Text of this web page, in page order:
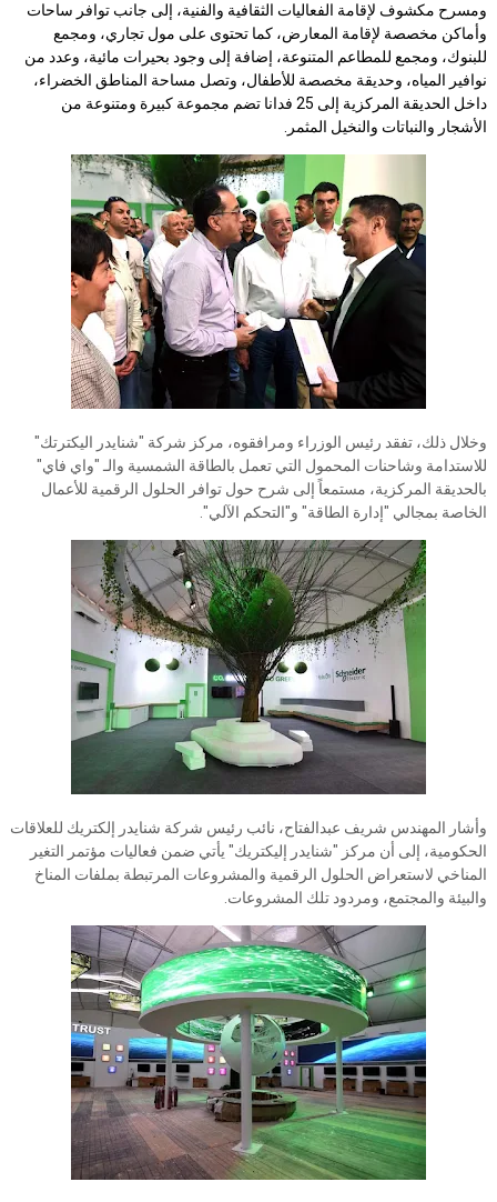
ومسرح مكشوف لإقامة الفعاليات الثقافية والفنية، إلى جانب توافر ساحات
وأماكن مخصصة لإقامة المعارض، كما تحتوى على مول تجاري، ومجمع
للبنوك، ومجمع للمطاعم المتنوعة، إضافة إلى وجود بحيرات مائية، وعدد من
نوافير المياه، وحديقة مخصصة للأطفال، وتصل مساحة المناطق الخضراء،
داخل الحديقة المركزية إلى 25 فدانا تضم مجموعة كبيرة ومتنوعة من
الأشجار والنباتات والنخيل المثمر.
وخلال ذلك، تفقد رئيس الوزراء ومرافقوه، مركز شركة "شنايدر اليكترتك"
للاستدامة وشاحنات المحمول التي تعمل بالطاقة الشمسية والـ "واي فاي"
بالحديقة المركزية، مستمعاً إلى شرح حول توافر الحلول الرقمية للأعمال
الخاصة بمجالي "إدارة الطاقة" و"التحكم الآلي".
وأشار المهندس شريف عبدالفتاح، نائب رئيس شركة شنايدر إلكتريك للعلاقات
الحكومية، إلى أن مركز "شنايدر إليكتريك" يأتي ضمن فعاليات مؤتمر التغير
المناخي لاستعراض الحلول الرقمية والمشروعات المرتبطة بملفات المناخ
والبيئة والمجتمع، ومردود تلك المشروعات.